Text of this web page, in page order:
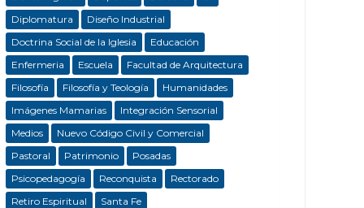
Diplomatura
Diseño Industrial
Doctrina Social de la Iglesia
Educación
Enfermeria
Escuela
Facultad de Arquitectura
Filosofía
Filosofía y Teología
Humanidades
Imágenes Mamarias
Integración Sensorial
Medios
Nuevo Código Civil y Comercial
Pastoral
Patrimonio
Posadas
Psicopedagogía
Reconquista
Rectorado
Retiro Espiritual
Santa Fe